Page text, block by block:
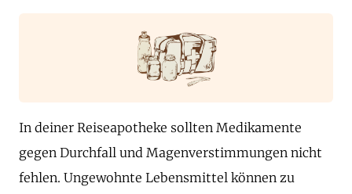
In deiner Reiseapotheke sollten Medikamente
gegen Durchfall und Magenverstimmungen nicht
fehlen. Ungewohnte Lebensmittel können zu